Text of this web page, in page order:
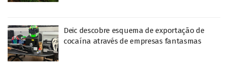
Deic descobre esquema de exportação de
cocaína através de empresas fantasmas